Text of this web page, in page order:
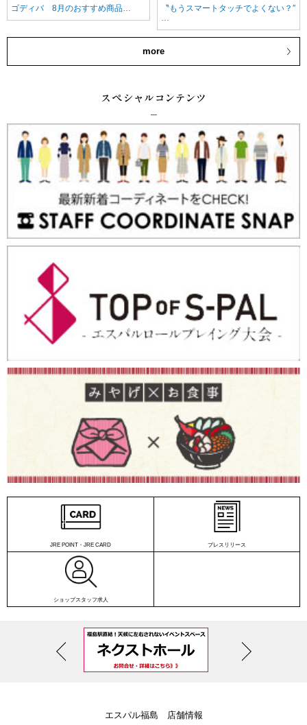
ゴディバ 8月のおすすめ商品…
〝もうスマートタッチでよくない？″
more
JRE POINT・JRE CARD プレスリリース
ショップスタッフ求人
エスパル福島 店舗情報